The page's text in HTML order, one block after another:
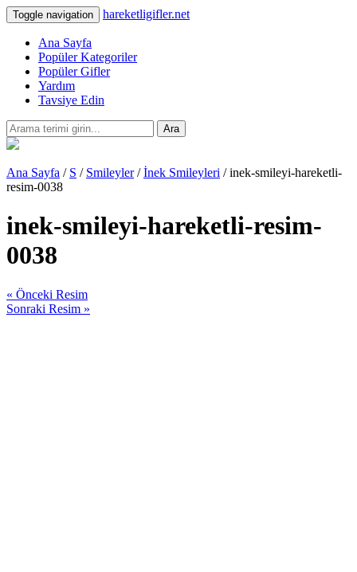
Toggle navigation hareketligifler.net
Ana Sayfa
Popüler Kategoriler
Popüler Gifler
Yardım
Tavsiye Edin
Ara
Ana Sayfa / S / Smileyler/İnek Smileyleri / inek-smileyi-hareketli-
resim-0038
inek-smileyi-hareketli-resim-
0038
« Önceki Resim
Sonraki Resim »